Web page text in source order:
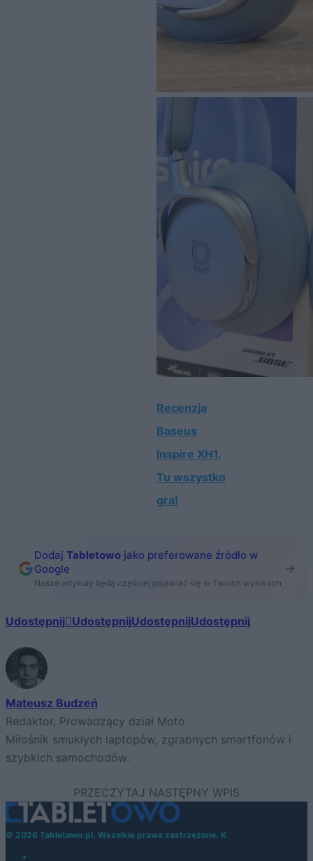
Recenzja
Baseus
Inspire XH1.
Tu wszystko
gra!
Dodaj Tabletowo jako preferowane źródło w
Google
Nasze artykuły będą częściej pojawiać się w Twoich wynikach
Udostępnij UdostępnijUdostępnijUdostępnij
Mateusz Budzeń
Redaktor, Prowadzący dział Moto
Miłośnik smukłych laptopów, zgrabnych smartfonów i
szybkich samochodów.
© 2026 Tabletowo.pl. Wszelkie prawa zastrzeżone. K